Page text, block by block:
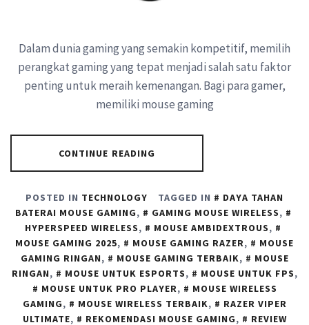
Dalam dunia gaming yang semakin kompetitif, memilih
perangkat gaming yang tepat menjadi salah satu faktor
penting untuk meraih kemenangan. Bagi para gamer,
memiliki mouse gaming
CONTINUE READING
POSTED IN TECHNOLOGY TAGGED IN
DAYA TAHAN
BATERAI MOUSE GAMING, GAMING MOUSE WIRELESS,
HYPERSPEED WIRELESS, MOUSE AMBIDEXTROUS,
MOUSE GAMING 2025, MOUSE GAMING RAZER,
MOUSE
GAMING RINGAN, MOUSE GAMING TERBAIK,
MOUSE
RINGAN, MOUSE UNTUK ESPORTS, MOUSE UNTUK FPS,
MOUSE UNTUK PRO PLAYER,
MOUSE WIRELESS
GAMING, MOUSE WIRELESS TERBAIK,
RAZER VIPER
ULTIMATE, REKOMENDASI MOUSE GAMING, REVIEW